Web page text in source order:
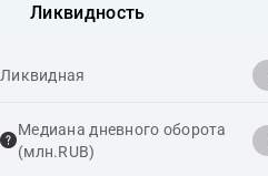
Ликвидность
Ликвидная
Медиана дневного оборота
(млн.RUB)